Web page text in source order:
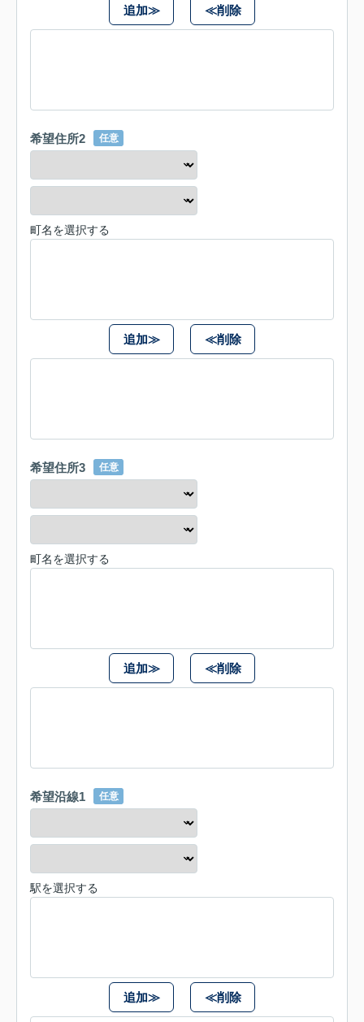
追加≫ ≪削除
希望住所2 任意
町名を選択する
追加≫ ≪削除
希望住所3 任意
町名を選択する
追加≫ ≪削除
希望沿線1 任意
駅を選択する
追加≫ ≪削除